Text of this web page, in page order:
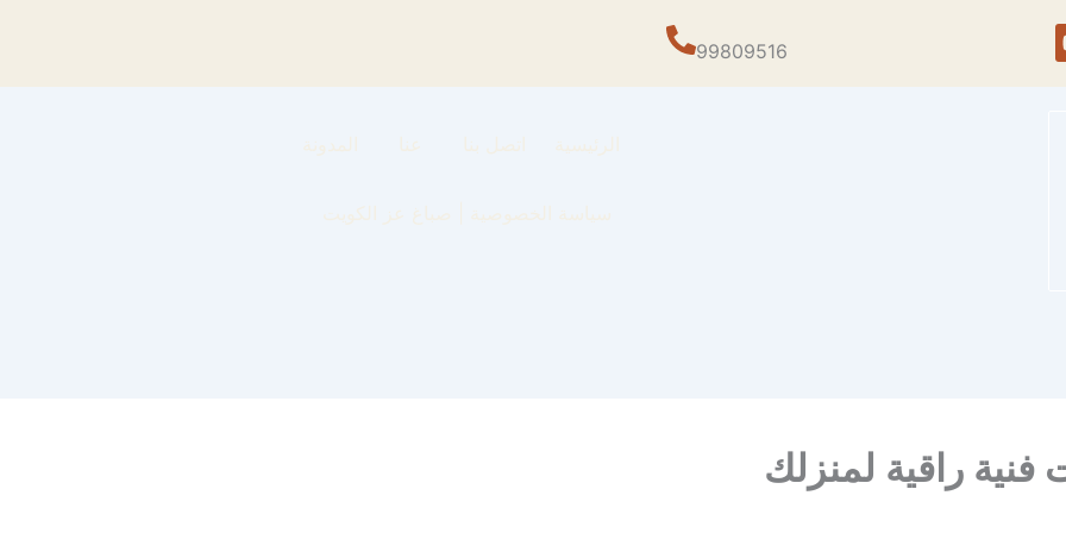
99809516
راقية لمنزلك